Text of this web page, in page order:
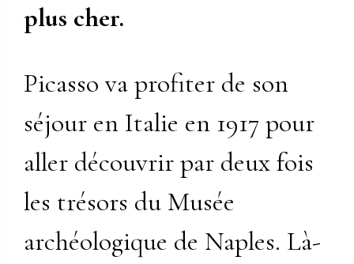
plus cher.
Picasso va profiter de son
séjour en Italie en 1917 pour
aller découvrir par deux fois
les trésors du Musée
archéologique de Naples. Là-